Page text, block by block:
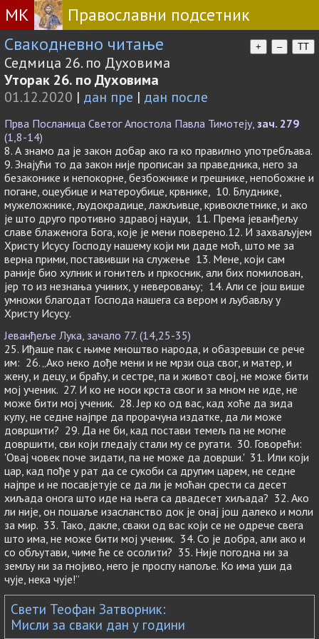
МК
Православни подсетник
Свакодневно читање
+ – TT
Седмица 26. по Духовима
Уторак 26. по Духовима
01.12.2020 | дан пре | дан после
Прва Посланица Светог Апостола Павла Тимотеју, зач. 279
(1,8-14)
8. А знамо да је закон добар ако га ко правилно употребљава.
9. Знајући то да закон није прописан за праведника, него за
безаконике и непокорне, безбожнике и грешнике, непобожне и
погане, оцеубице и матероубице, крвнике, 10. Блуднике,
мужеложнике, људокрадице, лажљивце, кривоклетнике, и ако
је што друго противно здравој науци, 11. Према јеванђељу
славе блаженога Бога, које је мени поверено.12. И захваљујем
Христу Исусу Господу нашему који ми даде моћ, што ме за
верна прими, поставивши на служење 13. Мене, који сам
раније био хулник и гонитељ и пркосник, али бих помилован,
јер то из незнања учиних, у неверовању; 14. Али се још више
умножи благодат Господа нашега са вером и љубављу у
Христу Исусу.
Јеванђеље Лука, зачало 77. (14,25-35)
25. Иђаше пак с њиме мноштво народа, и обазревши се рече
им: 26. „Ако неко дође мени и не мрзи оца свог, и матер, и
жену, и децу, и браћу, и сестре, па и живот свој, не може бити
мој ученик. 27. И ко не носи крста свог и за мном не иде, не
може бити мој ученик. 28. Јер ко од вас, кад хоће да зида
кулу, не седне најпре да прорачуна издатке, да ли може
довршити? 29. Да не би, кад постави темељ па не могне
довршити, сви који гледају стали му се ругати. 30. Говорећи:
'Овај човек поче зидати, па не може да доврши.' 31. Или који
цар, кад пође у рат да се сукоби са другим царем, не седне
најпре и не посавјетује се да ли је моћан срести са десет
хиљада онога што иде на њега са двадесет хиљада? 32. Ако
ли није, он пошаље изасланство док је онај још далеко и моли
за мир. 33. Тако, дакле, сваки од вас који се не одрече свега
што има, не може бити мој ученик. 34. Со је добра, али ако и
со обљутави, чиме ће се осолити? 35. Није погодна ни за
земљу ни за гнојиво, него је проспу напоље. Ко има уши да
чује, нека чује!”
Свети Теофан Затворник:
Мисли за сваки дан у години